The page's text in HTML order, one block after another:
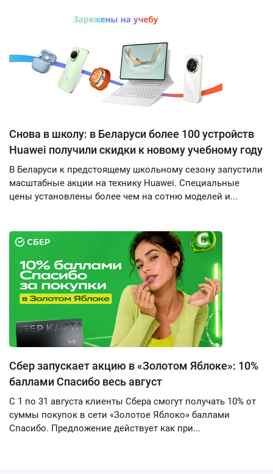
Снова в школу: в Беларуси более 100 устройств
Huawei получили скидки к новому учебному году
В Беларуси к предстоящему школьному сезону запустили
масштабные акции на технику Huawei. Специальные
цены установлены более чем на сотню моделей и...
Сбер запускает акцию в «Золотом Яблоке»: 10%
баллами Спасибо весь август
С 1 по 31 августа клиенты Сбера смогут получать 10% от
суммы покупок в сети «Золотое Яблоко» баллами
Спасибо. Предложение действует как при...